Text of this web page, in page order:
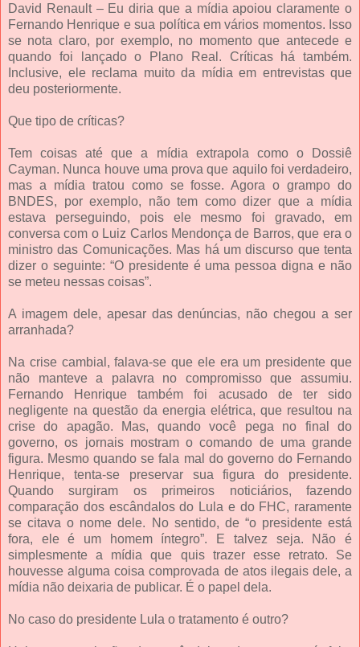
David Renault – Eu diria que a mídia apoiou claramente o
Fernando Henrique e sua política em vários momentos. Isso
se nota claro, por exemplo, no momento que antecede e
quando foi lançado o Plano Real. Críticas há também.
Inclusive, ele reclama muito da mídia em entrevistas que
deu posteriormente.
Que tipo de críticas?
Tem coisas até que a mídia extrapola como o Dossiê
Cayman. Nunca houve uma prova que aquilo foi verdadeiro,
mas a mídia tratou como se fosse. Agora o grampo do
BNDES, por exemplo, não tem como dizer que a mídia
estava perseguindo, pois ele mesmo foi gravado, em
conversa com o Luiz Carlos Mendonça de Barros, que era o
ministro das Comunicações. Mas há um discurso que tenta
dizer o seguinte: “O presidente é uma pessoa digna e não
se meteu nessas coisas”.
A imagem dele, apesar das denúncias, não chegou a ser
arranhada?
Na crise cambial, falava-se que ele era um presidente que
não manteve a palavra no compromisso que assumiu.
Fernando Henrique também foi acusado de ter sido
negligente na questão da energia elétrica, que resultou na
crise do apagão. Mas, quando você pega no final do
governo, os jornais mostram o comando de uma grande
figura. Mesmo quando se fala mal do governo do Fernando
Henrique, tenta-se preservar sua figura do presidente.
Quando surgiram os primeiros noticiários, fazendo
comparação dos escândalos do Lula e do FHC, raramente
se citava o nome dele. No sentido, de “o presidente está
fora, ele é um homem íntegro”. E talvez seja. Não é
simplesmente a mídia que quis trazer esse retrato. Se
houvesse alguma coisa comprovada de atos ilegais dele, a
mídia não deixaria de publicar. É o papel dela.
No caso do presidente Lula o tratamento é outro?